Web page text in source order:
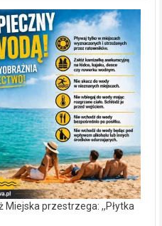
szczytem
pielgrzymkowym:
Karteczki
lub
opaski
numerem
telefonu
dla
dzieci
i
osób
starszych
przestrzega: ,,Płytka